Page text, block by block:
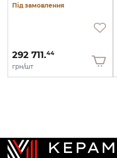
Під замовлення
292 711.44
грн/шт